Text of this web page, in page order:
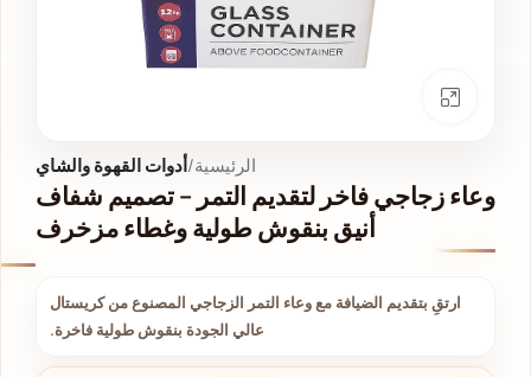
الرئيسية أدوات القهوة والشاي
وعاء زجاجي فاخر لتقديم التمر – تصميم شفاف
أنيق بنقوش طولية وغطاء مزخرف
ارتقِ بتقديم الضيافة مع وعاء التمر الزجاجي المصنوع من كريستال
عالي الجودة بنقوش طولية فاخرة.